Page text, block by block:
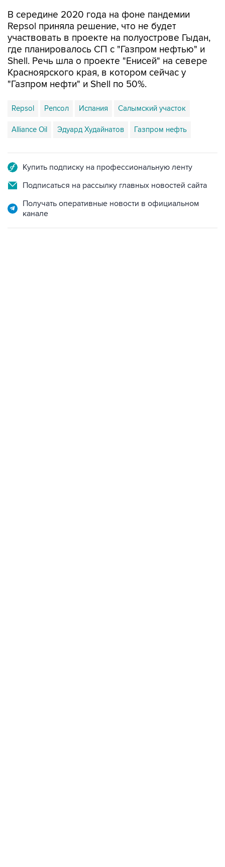
В середине 2020 года на фоне пандемии
Repsol приняла решение, что не будет
участвовать в проекте на полуострове Гыдан,
где планировалось СП с "Газпром нефтью" и
Shell. Речь шла о проекте "Енисей" на севере
Красноярского края, в котором сейчас у
"Газпром нефти" и Shell по 50%.
Repsol Репсол Испания Салымский участок
Alliance Oil Эдуард Худайнатов Газпром нефть
Купить подписку на профессиональную ленту
Подписаться на рассылку главных новостей сайта
Получать оперативные новости в официальном
канале